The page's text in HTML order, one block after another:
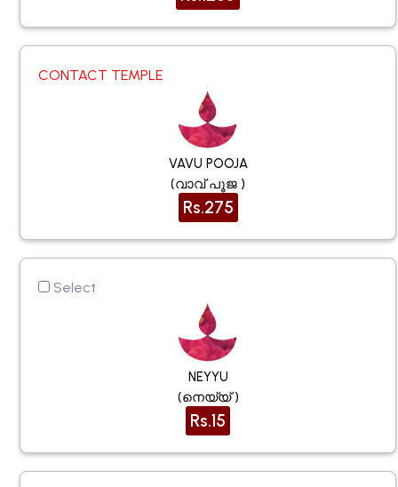
CONTACT TEMPLE
VAVU POOJA
(വാവ് പൂജ )
Rs.275
Select
NEYYU
(നെയ്യ് )
Rs.15